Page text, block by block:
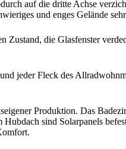
auf die dritte Achse
und enges Gelände
Zustand, die Glasfenster
jeder Fleck des
Produktion. Das
sind Solarpanels